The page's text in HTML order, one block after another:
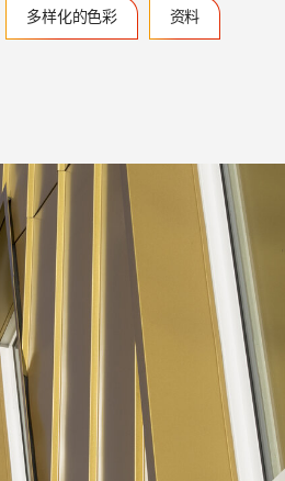
多样化的色彩 资料